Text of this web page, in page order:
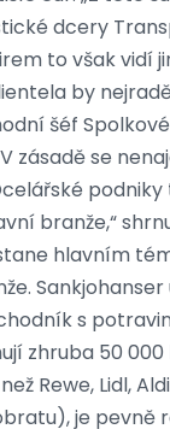
dcery
to však vidí
by
šéf
zásadě se
branže,“
hlavním
Sankjohanser
s
zhruba 50
Rewe, Lidl,
je